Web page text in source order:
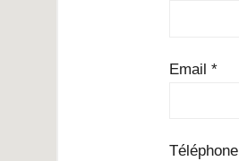
Email *
Téléphone